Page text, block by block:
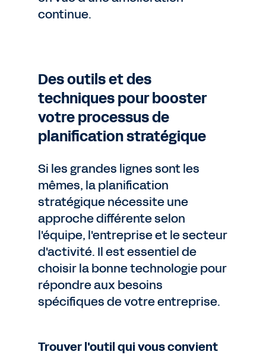
continue.
Des outils et des
techniques pour booster
votre processus de
planification stratégique
Si les grandes lignes sont les
mêmes, la planification
stratégique nécessite une
approche différente selon
l'équipe, l'entreprise et le secteur
d'activité. Il est essentiel de
choisir la bonne technologie pour
répondre aux besoins
spécifiques de votre entreprise.
Trouver l'outil qui vous convient